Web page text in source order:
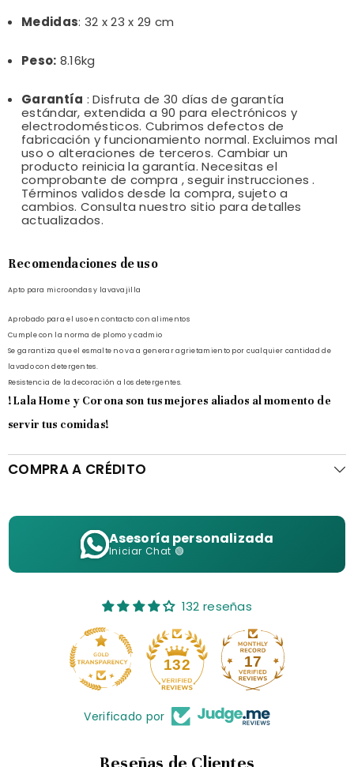
Medidas: 32 x 23 x 29 cm
Peso: 8.16kg
Garantía : Disfruta de 30 días de garantía
estándar, extendida a 90 para electrónicos y
electrodomésticos. Cubrimos defectos de
fabricación y funcionamiento normal. Excluimos mal
uso o alteraciones de terceros. Cambiar un
producto reinicia la garantía. Necesitas el
comprobante de compra , seguir instrucciones .
Términos validos desde la compra, sujeto a
cambios. Consulta nuestro sitio para detalles
actualizados.
Recomendaciones de uso
Apto para microondas y lavavajilla
Aprobado para el uso en contacto con alimentos
Cumple con la norma de plomo y cadmio
Se garantiza que el esmalte no va a generar agrietamiento por cualquier cantidad de
lavado con detergentes.
Resistencia de la decoración a los detergentes.
! Lala Home y Corona son tus mejores aliados al momento de
servir tus comidas!
COMPRA A CRÉDITO
Asesoría personalizada
Iniciar Chat 🟢
132 reseñas
132 17
Verificado por
Reseñas de Clientes